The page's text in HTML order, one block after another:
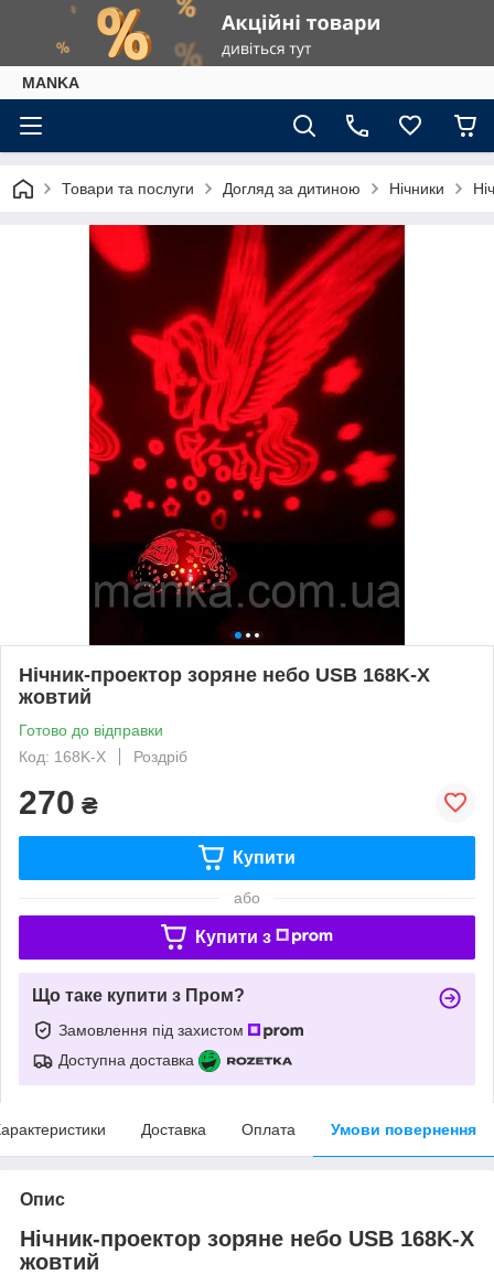
МАNKА
Товари та послуги Догляд за дитиною Нічники
Нічник-проектор зоряне небо USB 168K-X
жовтий
Готово до відправки
Код: 168K-X
Роздріб
270 ₴
Купити
або
Купити з
Що таке купити з Пром?
Замовлення під захистом
Доступна доставка
Доставка Оплата Умови повернення
Опис
Нічник-проектор зоряне небо USB 168K-X
жовтий